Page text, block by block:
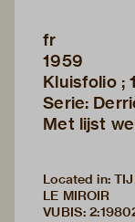
fr
1959
Kluisfolio ;
Serie:
Met lijst
Located in:
LE MIROIR
VUBIS: